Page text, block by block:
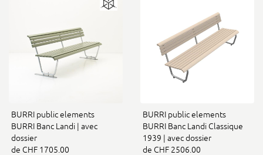
BURRI public elements
BURRI Banc Landi | avec
dossier
de CHF 1705.00
BURRI public elements
BURRI Banc Landi Classique
1939 | avec dossier
de CHF 2506.00